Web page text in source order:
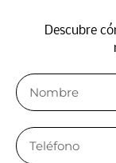
Descubre